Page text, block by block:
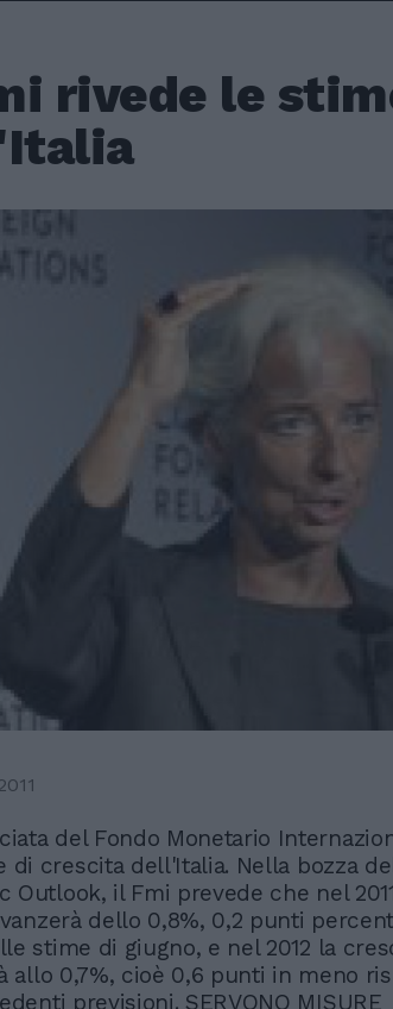
rivede le
del Fondo Monetario
di crescita dell'Italia. Nella bozza
Outlook, il Fmi prevede che nel
dello 0,8%, 0,2 punti
stime di giugno, e nel 2012 la
allo 0,7%, cioè 0,6 punti in meno
previsioni. SERVONO MISURE